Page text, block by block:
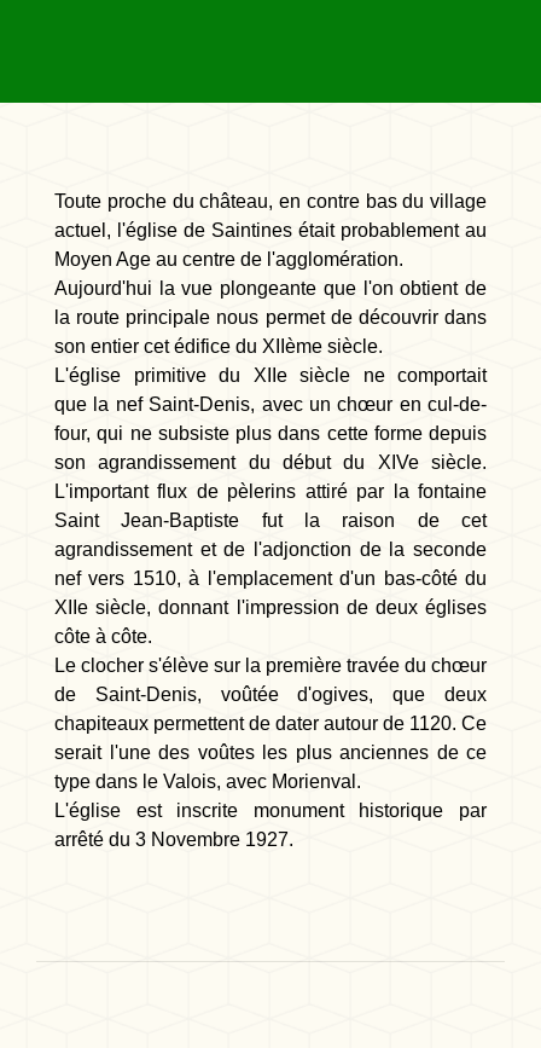
Toute proche du château, en contre bas du village
actuel, l'église de Saintines était probablement au
Moyen Age au centre de l'agglomération.
Aujourd'hui la vue plongeante que l'on obtient de
la route principale nous permet de découvrir dans
son entier cet édifice du XIIème siècle.
L'église primitive du XIIe siècle ne comportait
que la nef Saint-Denis, avec un chœur en cul-de-
four, qui ne subsiste plus dans cette forme depuis
son agrandissement du début du XIVe siècle.
L'important flux de pèlerins attiré par la fontaine
Saint Jean-Baptiste fut la raison de cet
agrandissement et de l'adjonction de la seconde
nef vers 1510, à l'emplacement d'un bas-côté du
XIIe siècle, donnant l'impression de deux églises
côte à côte.
Le clocher s'élève sur la première travée du chœur
de Saint-Denis, voûtée d'ogives, que deux
chapiteaux permettent de dater autour de 1120. Ce
serait l'une des voûtes les plus anciennes de ce
type dans le Valois, avec Morienval.
L'église est inscrite monument historique par
arrêté du 3 Novembre 1927.